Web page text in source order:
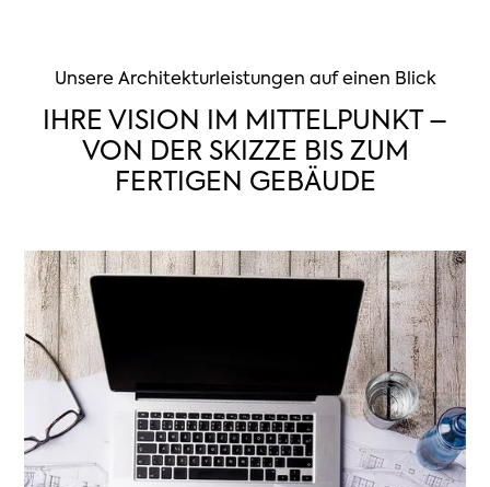
Unsere Architekturleistungen auf einen Blick
IHRE VISION IM MITTELPUNKT –
VON DER SKIZZE BIS ZUM
FERTIGEN GEBÄUDE